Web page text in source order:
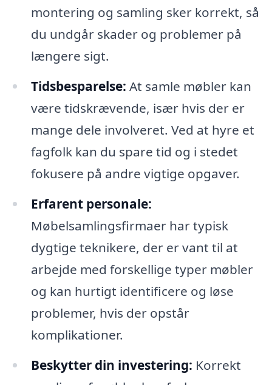
montering og samling sker korrekt, så
du undgår skader og problemer på
længere sigt.
Tidsbesparelse: At samle møbler kan
være tidskrævende, især hvis der er
mange dele involveret. Ved at hyre et
fagfolk kan du spare tid og i stedet
fokusere på andre vigtige opgaver.
Erfarent personale:
Møbelsamlingsfirmaer har typisk
dygtige teknikere, der er vant til at
arbejde med forskellige typer møbler
og kan hurtigt identificere og løse
problemer, hvis der opstår
komplikationer.
Beskytter din investering: Korrekt